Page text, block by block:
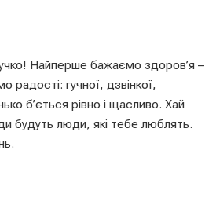
Найперше бажаємо здоров’я –
гучної, дзвінкої,
б’ється рівно і щасливо. Хай
будуть люди, які тебе люблять.